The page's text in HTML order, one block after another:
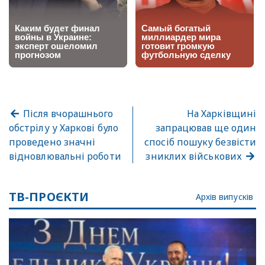
Після вчорашнього
обстрілу у Харкові було
проведено значні
відновлювальні роботи
На Харківщині
запрацював ще один
спосіб пошуку безвісти
зниклих військових
ТВ-ПРОЄКТИ Архів випусків